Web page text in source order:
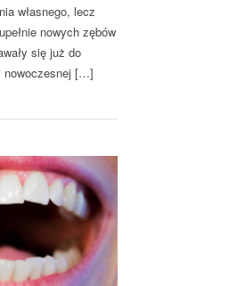
własnego, lecz
nowych zębów
się już do
nowoczesnej […]